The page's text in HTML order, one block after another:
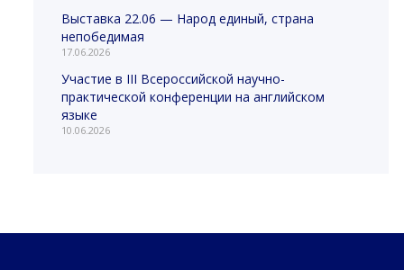
Выставка 22.06 — Народ единый, страна
непобедимая
17.06.2026
Участие в III Всероссийской научно-
практической конференции на английском
языке
10.06.2026